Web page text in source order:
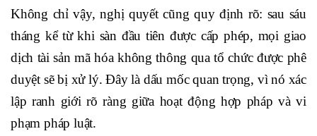
Không chỉ vậy, nghị quyết cũng quy định rõ: sau sáu
tháng kể từ khi sàn đầu tiên được cấp phép, mọi giao
dịch tài sản mã hóa không thông qua tổ chức được phê
duyệt sẽ bị xử lý. Đây là dấu mốc quan trọng, vì nó xác
lập ranh giới rõ ràng giữa hoạt động hợp pháp và vi
phạm pháp luật.